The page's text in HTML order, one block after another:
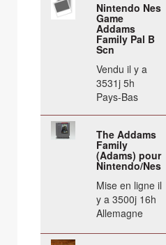
Nintendo Nes
Game
Addams
Family Pal B
Scn
Vendu il y a
3531j 5h
Pays-Bas
The Addams
Family
(Adams) pour
Nintendo/Nes
Mise en ligne il
y a 3500j 16h
Allemagne